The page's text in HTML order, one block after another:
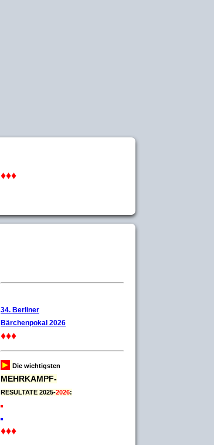
♦♦♦
34. Berliner
Bärchenpokal 2026
♦♦♦
► Die wichtigsten
MEHRKAMPF-
RESULTATE 2025-2026:
♦♦♦